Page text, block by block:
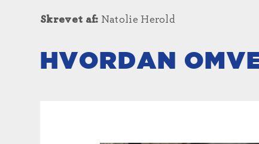
Skrevet af: Natolie Herold
HVORDAN